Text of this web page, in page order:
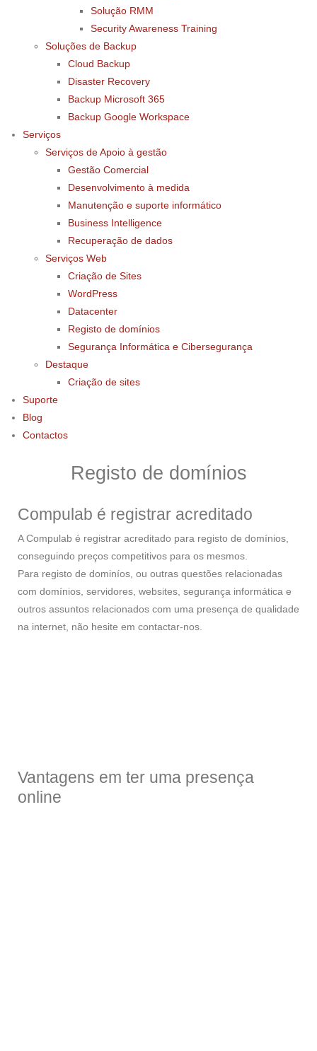
Solução RMM
Security Awareness Training
Soluções de Backup
Cloud Backup
Disaster Recovery
Backup Microsoft 365
Backup Google Workspace
Serviços
Serviços de Apoio à gestão
Gestão Comercial
Desenvolvimento à medida
Manutenção e suporte informático
Business Intelligence
Recuperação de dados
Serviços Web
Criação de Sites
WordPress
Datacenter
Registo de domínios
Segurança Informática e Cibersegurança
Destaque
Criação de sites
Suporte
Blog
Contactos
Registo de domínios
Compulab é registrar acreditado
A Compulab é registrar acreditado para registo de domínios,
conseguindo preços competitivos para os mesmos.
Para registo de dominíos, ou outras questões relacionadas
com domínios, servidores, websites, segurança informática e
outros assuntos relacionados com uma presença de qualidade
na internet, não hesite em contactar-nos.
Vantagens em ter uma presença
online